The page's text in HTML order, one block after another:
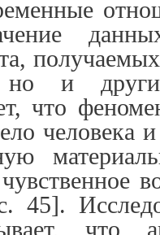
и
что
45].
что